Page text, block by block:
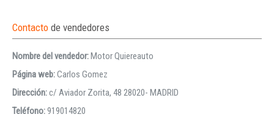
Contacto de vendedores
Nombre del vendedor:Motor Quiereauto
Página web:Carlos Gomez
Dirección:c/ Aviador Zorita, 48 28020- MADRID
Teléfono:919014820